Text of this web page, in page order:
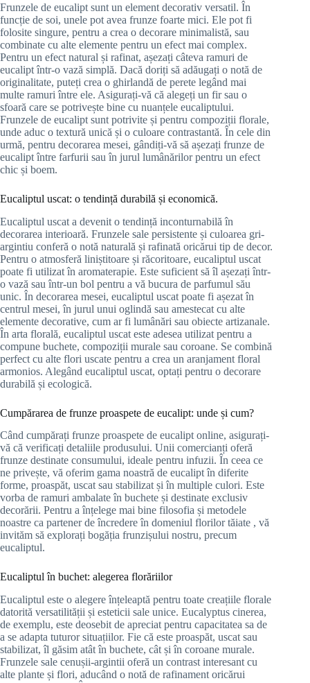
Frunzele de eucalipt sunt un element decorativ versatil. În
funcție de soi, unele pot avea frunze foarte mici. Ele pot fi
folosite singure, pentru a crea o decorare minimalistă, sau
combinate cu alte elemente pentru un efect mai complex.
Pentru un efect natural și rafinat, așezați câteva ramuri de
eucalipt într-o vază simplă. Dacă doriți să adăugați o notă de
originalitate, puteți crea o ghirlandă de perete legând mai
multe ramuri între ele. Asigurați-vă că alegeți un fir sau o
sfoară care se potrivește bine cu nuanțele eucaliptului.
Frunzele de eucalipt sunt potrivite și pentru compoziții florale,
unde aduc o textură unică și o culoare contrastantă. În cele din
urmă, pentru decorarea mesei, gândiți-vă să așezați frunze de
eucalipt între farfurii sau în jurul lumânărilor pentru un efect
chic și boem.
Eucaliptul uscat: o tendință durabilă și economică.
Eucaliptul uscat a devenit o tendință inconturnabilă în
decorarea interioară. Frunzele sale persistente și culoarea gri-
argintiu conferă o notă naturală și rafinată oricărui tip de decor.
Pentru o atmosferă liniștitoare și răcoritoare, eucaliptul uscat
poate fi utilizat în aromaterapie. Este suficient să îl așezați într-
o vază sau într-un bol pentru a vă bucura de parfumul său
unic. În decorarea mesei, eucaliptul uscat poate fi așezat în
centrul mesei, în jurul unui oglindă sau amestecat cu alte
elemente decorative, cum ar fi lumânări sau obiecte artizanale.
În arta florală, eucaliptul uscat este adesea utilizat pentru a
compune buchete, compoziții murale sau coroane. Se combină
perfect cu alte flori uscate pentru a crea un aranjament floral
armonios. Alegând eucaliptul uscat, optați pentru o decorare
durabilă și ecologică.
Cumpărarea de frunze proaspete de eucalipt: unde și cum?
Când cumpărați frunze proaspete de eucalipt online, asigurați-
vă că verificați detaliile produsului. Unii comercianți oferă
frunze destinate consumului, ideale pentru infuzii. În ceea ce
ne privește, vă oferim gama noastră de eucalipt în diferite
forme, proaspăt, uscat sau stabilizat și în multiple culori. Este
vorba de ramuri ambalate în buchete și destinate exclusiv
decorării. Pentru a înțelege mai bine filosofia și metodele
noastre ca partener de încredere în domeniul florilor tăiate , vă
invităm să explorați bogăția frunzișului nostru, precum
eucaliptul.
Eucaliptul în buchet: alegerea florăriilor
Eucaliptul este o alegere înțeleaptă pentru toate creațiile florale
datorită versatilității și esteticii sale unice. Eucalyptus cinerea,
de exemplu, este deosebit de apreciat pentru capacitatea sa de
a se adapta tuturor situațiilor. Fie că este proaspăt, uscat sau
stabilizat, îl găsim atât în buchete, cât și în coroane murale.
Frunzele sale cenușii-argintii oferă un contrast interesant cu
alte plante și flori, aducând o notă de rafinament oricărui